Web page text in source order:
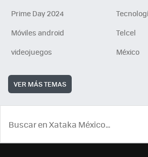
Prime Day 2024
Móviles android
Telcel
videojuegos
México
VER MÁS TEMAS